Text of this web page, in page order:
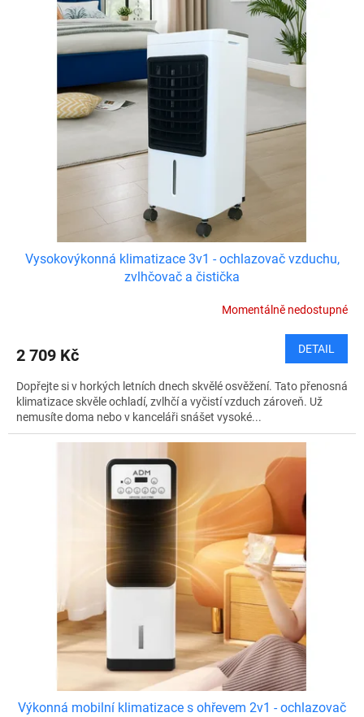
Vysokovýkonná klimatizace 3v1 - ochlazovač vzduchu,
zvlhčovač a čistička
Momentálně nedostupné
2 709 Kč DETAIL
Dopřejte si v horkých letních dnech skvělé osvěžení. Tato přenosná
klimatizace skvěle ochladí, zvlhčí a vyčistí vzduch zároveň. Už
nemusíte doma nebo v kanceláři snášet vysoké...
Výkonná mobilní klimatizace s ohřevem 2v1 - ochlazovač